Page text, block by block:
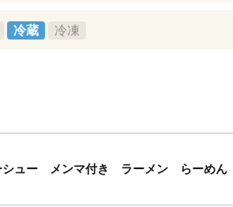
冷蔵 冷凍
シュー メンマ付き ラーメン らーめ